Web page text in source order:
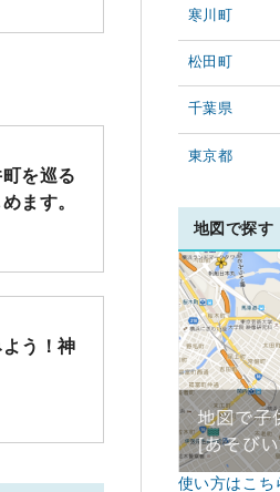
を巡る
ます。
う！神
寒川町
松田町
千葉県
東京都
地図で探す
使い方はこち